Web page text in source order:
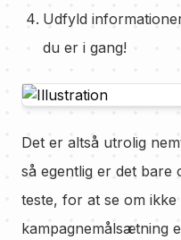
Udfyld
du er i gang!
Det er altså utrolig
så egentlig er det bare
teste, for at se om ikke
kampagnemålsætning